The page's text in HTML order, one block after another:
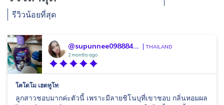
รีวิวน้อยที่สุด
@supunnee098884... THAILAND
2 months ago
โคโดโม เฮดทูโท
ลูกสาวชอบมากค่ะตัวนี้ เพราะมีลายชิโนบุที่เขาชอบ กลิ่นหอมผล